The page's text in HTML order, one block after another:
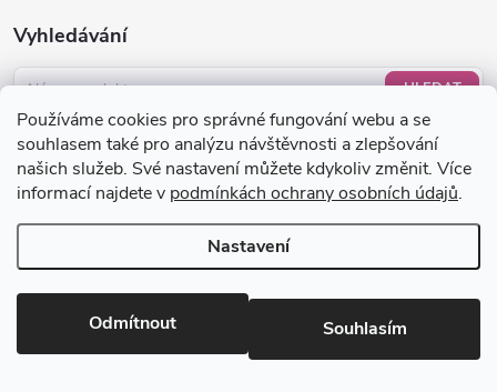
Používáme cookies pro správné fungování webu a se
souhlasem také pro analýzu návštěvnosti a zlepšování
našich služeb. Své nastavení můžete kdykoliv změnit. Více
informací najdete v podmínkách ochrany osobních údajů.
Nastavení
Odmítnout Souhlasím
Vyhledávání
HLEDAT
Nákupní košík
0KS /0 KČ
Copyright 2026dental-trade.cz. Všechna práva vyhrazena.Upravit
nastavení cookies